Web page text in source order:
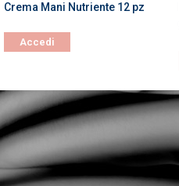
Crema Mani Nutriente 12 pz
Accedi